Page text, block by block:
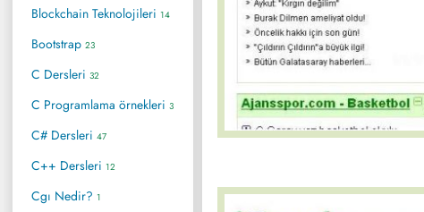
Blockchain Teknolojileri 14
Bootstrap 23
C Dersleri 32
C Programlama örnekleri 3
C# Dersleri 47
C++ Dersleri 12
Cgı Nedir? 1